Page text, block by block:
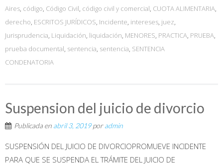
Aires, código, Código Civil, código civil y comercial, CUOTA ALIMENTARIA,
derecho, ESCRITOS JURÍDICOS, Incidente, intereses, juez,
Jurisprudencia, Liquidación, liquidación, MENORES, PRACTICA, PRUEBA,
prueba documental, sentencia, sentencia, SENTENCIA
CONDENATORIA
Suspension del juicio de divorcio
Publicada en abril 3, 2019poradmin
SUSPENSIÓN DEL JUICIO DE DIVORCIOPROMUEVE INCIDENTE
PARA QUE SE SUSPENDA EL TRÁMITE DEL JUICIO DE